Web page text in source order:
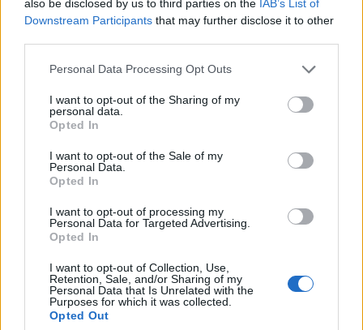
also be disclosed by us to third parties on the IAB’s List of
Downstream Participants that may further disclose it to other
Personal Data Processing Opt Outs
I want to opt-out of the Sharing of my
personal data.
Opted In
I want to opt-out of the Sale of my
Personal Data.
Opted In
I want to opt-out of processing my
Personal Data for Targeted Advertising.
Opted In
I want to opt-out of Collection, Use,
Retention, Sale, and/or Sharing of my
Personal Data that Is Unrelated with the
Purposes for which it was collected.
Opted Out